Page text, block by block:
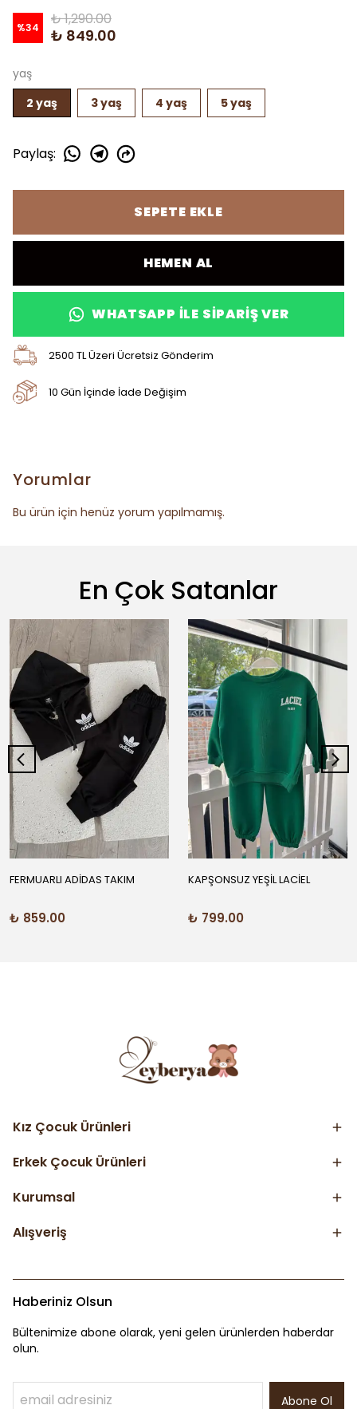
%34 ₺ 1,290.00
₺ 849.00
yaş
2 yaş
3 yaş 4 yaş 5 yaş
Paylaş:
SEPETE EKLE
HEMEN AL
WHATSAPP ILE SIPARIŞ VER
2500 TL Üzeri Ücretsiz Gönderim
10 Gün İçinde İade Değişim
Yorumlar
Bu ürün için henüz yorum yapılmamış.
En Çok Satanlar
FERMUARLI ADİDAS TAKIM
₺ 859.00
KAPŞONSUZ YEŞİL LACİEL
₺ 799.00
Kız Çocuk Ürünleri
Erkek Çocuk Ürünleri
Kurumsal
Alışveriş
Haberiniz Olsun
Bültenimize abone olarak, yeni gelen ürünlerden haberdar
olun.
Abone Ol